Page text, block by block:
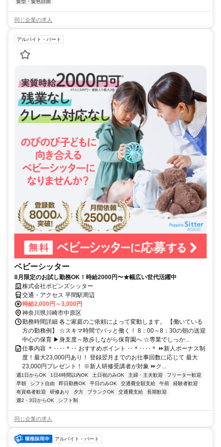
髪型・髪色自由
同じ企業の求人
アルバイト・パート
ベビーシッター
8月限定のお試し勤務OK！時給2000円〜★幅広い世代活躍中
株式会社ポピンズシッター
交通・アクセス 平間駅周辺
時給2,000円～3,000円
神奈川県川崎市中原区
勤務時間詳細 各ご家庭のご依頼によって変動します。 【働いている
方の勤務例】 ☆スキマ時間でパッと働く！ 8：00～8：30の朝の送迎
中心の保育 ▶身支度～散歩しながら保育園へ ☆専業でしっか...
仕事内容 ＊‥‥＊‥ おすすめポイント ‥＊‥‥＊ ⏩新人ボーナス制
度！最大23,000円あり！ 登録翌月までのお仕事回数に応じて 最大
23,000円プレゼント！ ※新人研修受講者が対象 ⏩ク...
週1日からOK 1日4時間以内OK 土日祝のみOK 主婦・主夫歓迎
フリーター歓迎
早朝
シフト自由 即日勤務OK 平日のみOK 交通費全額支給 午前
経験者歓迎
有資格者歓迎
研修あり 夕方 ブランクOK 交通費支給
長期歓迎
週2・3日からOK
シフト制
同じ企業の求人
アルバイト・パート